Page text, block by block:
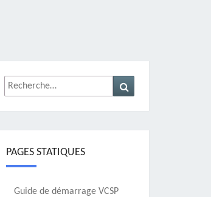
Rechercher :
PAGES STATIQUES
Guide de démarrage VCSP